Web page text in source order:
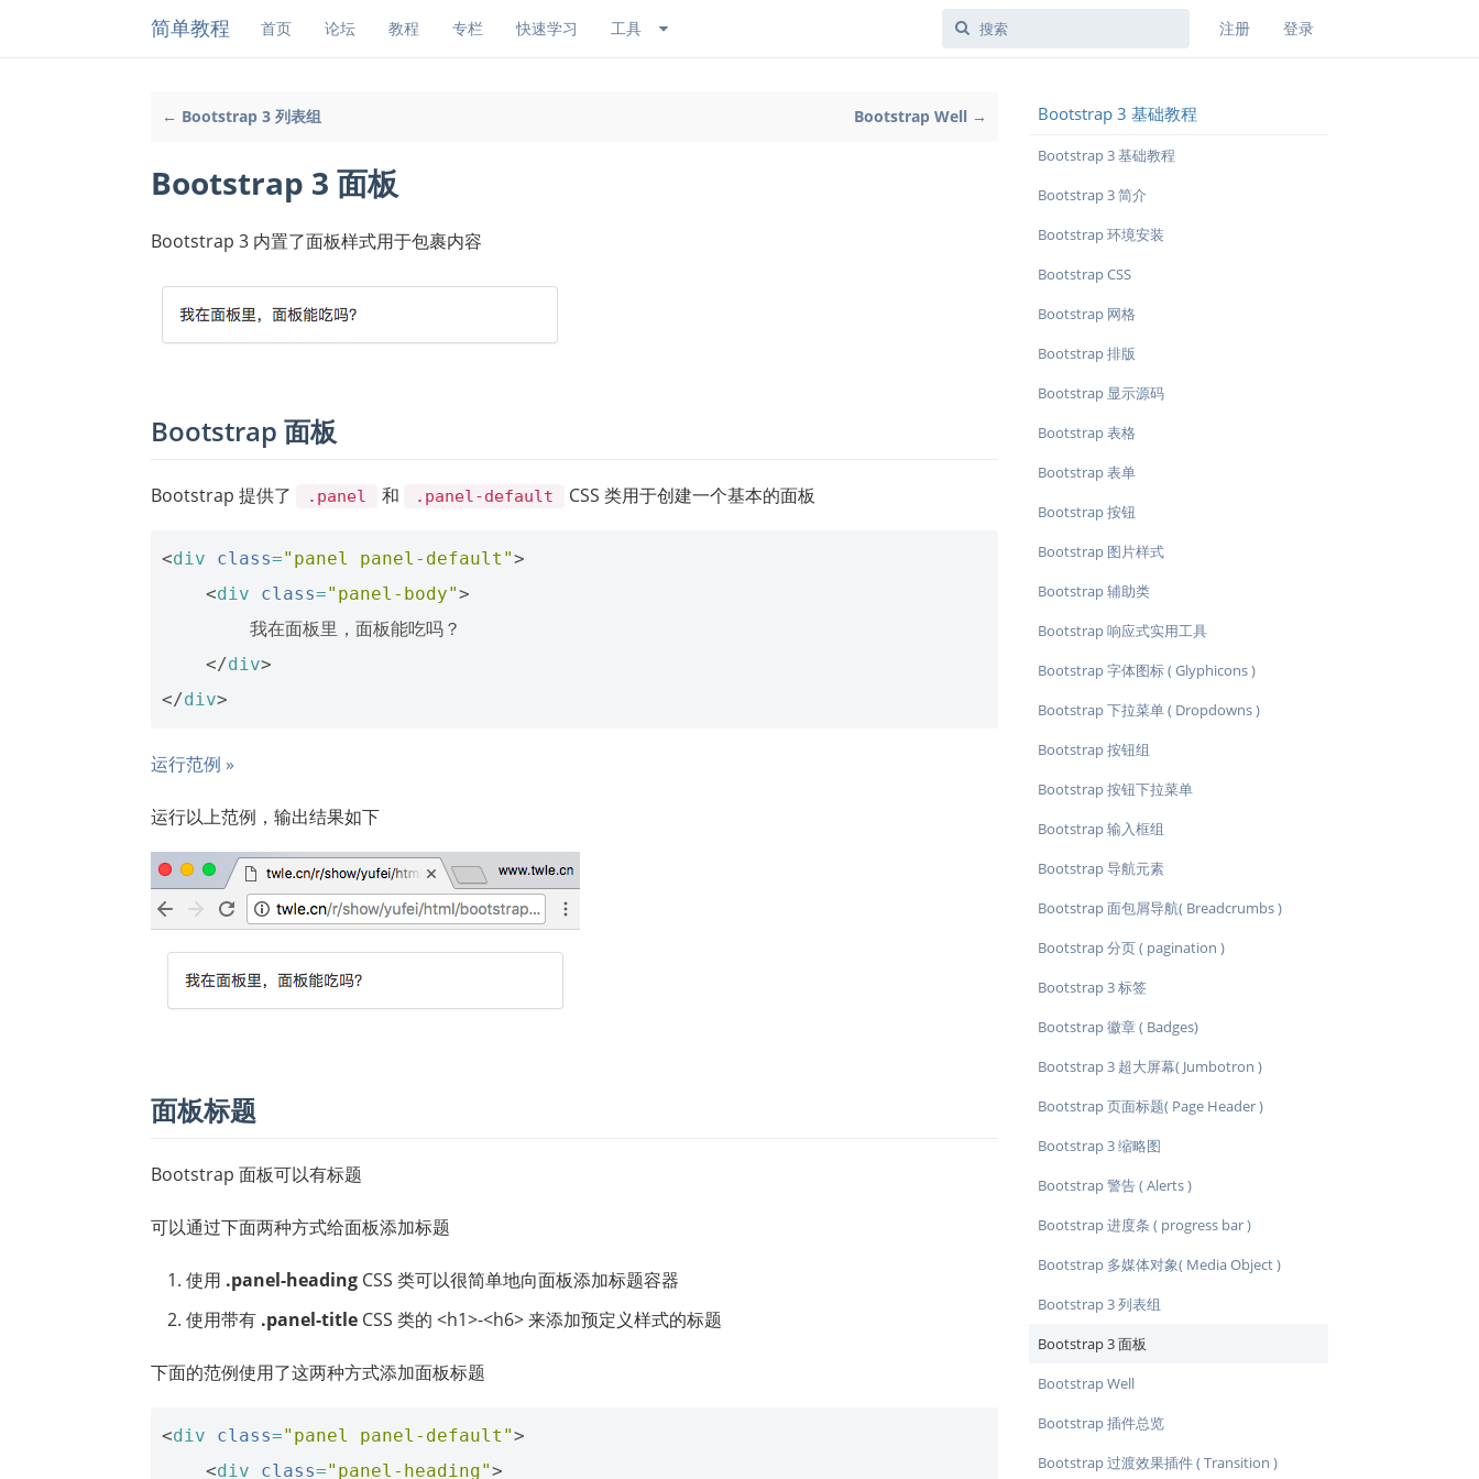
简单教程 首页 论坛 教程 专栏 快速学习 工具 注册 登录
← Bootstrap 3 列表组 Bootstrap Well →
Bootstrap 3 面板
Bootstrap 3 内置了面板样式用于包裹内容
Bootstrap 面板
Bootstrap 提供了 .panel 和 .panel-default CSS 类用于创建一个基本的面板
<div class="panel panel-default">
<div class="panel-body">
</div>
</div>
运行范例 »
运行以上范例，输出结果如下
面板标题
Bootstrap 面板可以有标题
可以通过下面两种方式给面板添加标题
使用 .panel-heading CSS 类可以很简单地向面板添加标题容器
使用带有 .panel-title CSS 类的 <h1>-<h6> 来添加预定义样式的标题
下面的范例使用了这两种方式添加面板标题
<div class="panel panel-default">
<div class="panel-heading">
Bootstrap 3 基础教程
Bootstrap 3 基础教程
Bootstrap 3 简介
Bootstrap 环境安装
Bootstrap CSS
Bootstrap 网格
Bootstrap 排版
Bootstrap 显示源码
Bootstrap 表格
Bootstrap 表单
Bootstrap 按钮
Bootstrap 图片样式
Bootstrap 辅助类
Bootstrap 响应式实用工具
Bootstrap 字体图标 ( Glyphicons )
Bootstrap 下拉菜单 ( Dropdowns )
Bootstrap 按钮组
Bootstrap 按钮下拉菜单
Bootstrap 输入框组
Bootstrap 导航元素
Bootstrap 面包屑导航( Breadcrumbs )
Bootstrap 分页 ( pagination )
Bootstrap 3 标签
Bootstrap 徽章 ( Badges)
Bootstrap 3 超大屏幕( Jumbotron )
Bootstrap 页面标题( Page Header )
Bootstrap 3 缩略图
Bootstrap 警告 ( Alerts )
Bootstrap 进度条 ( progress bar )
Bootstrap 多媒体对象( Media Object )
Bootstrap 3 列表组
Bootstrap 3 面板
Bootstrap Well
Bootstrap 插件总览
Bootstrap 过渡效果插件 ( Transition )